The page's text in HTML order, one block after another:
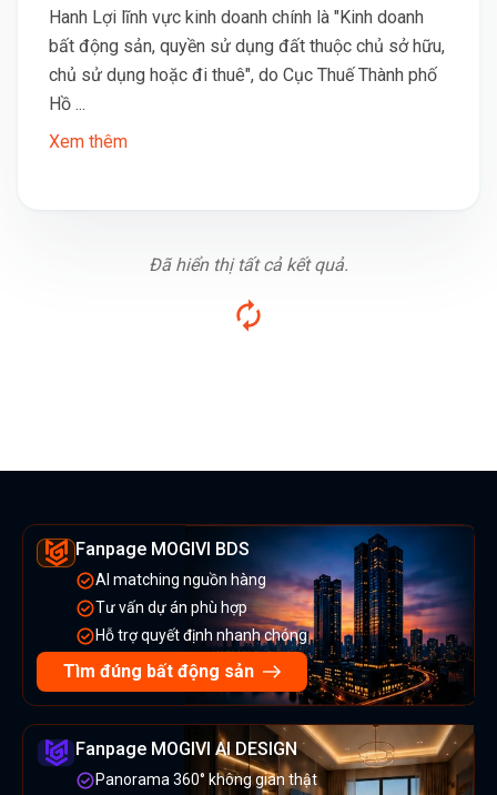
Hanh Lợi lĩnh vực kinh doanh chính là "Kinh doanh
bất động sản, quyền sử dụng đất thuộc chủ sở hữu,
chủ sử dụng hoặc đi thuê", do Cục Thuế Thành phố
Hồ ...
Xem thêm
Đã hiển thị tất cả kết quả.
Fanpage MOGIVI BDS
AI matching nguồn hàng
Tư vấn dự án phù hợp
Hỗ trợ quyết định nhanh chóng
Tìm đúng bất động sản
Fanpage MOGIVI AI DESIGN
Panorama 360° không gian thật